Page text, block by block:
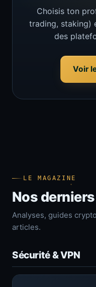
Choisis ton
trading, staking)
des
Voir
LE MAGAZINE
Nos
Analyses, guides
articles.
Sécurité & VPN